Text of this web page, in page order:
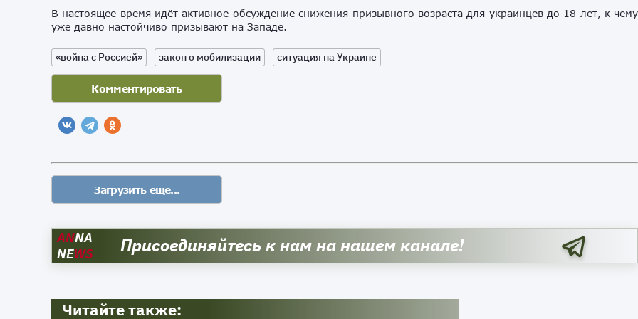
В настоящее время идёт активное обсуждение снижения призывного возраста для украинцев до 18 лет, к чему
уже давно настойчиво призывают на Западе.
«война с Россией» закон о мобилизации ситуация на Украине
ANNA
NEWS Присоединяйтесь к нам на нашем канале!
Читайте также: